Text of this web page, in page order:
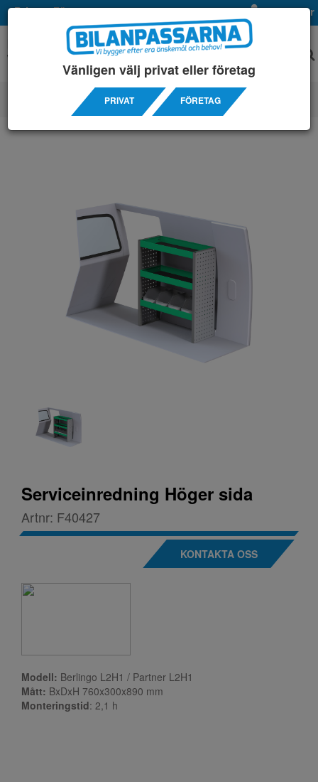
Privat Företag Mina sidor
SERVICEINREDNINGAR/ PEUGEOT/ PARTNER L2H1
Serviceinredning Höger sida
Artnr: F40427
KONTAKTA OSS
Modell: Berlingo L2H1 / Partner L2H1
Mått: BxDxH 760x300x890 mm
Monteringstid: 2,1 h
Vänligen välj privat eller företag
PRIVAT FÖRETAG